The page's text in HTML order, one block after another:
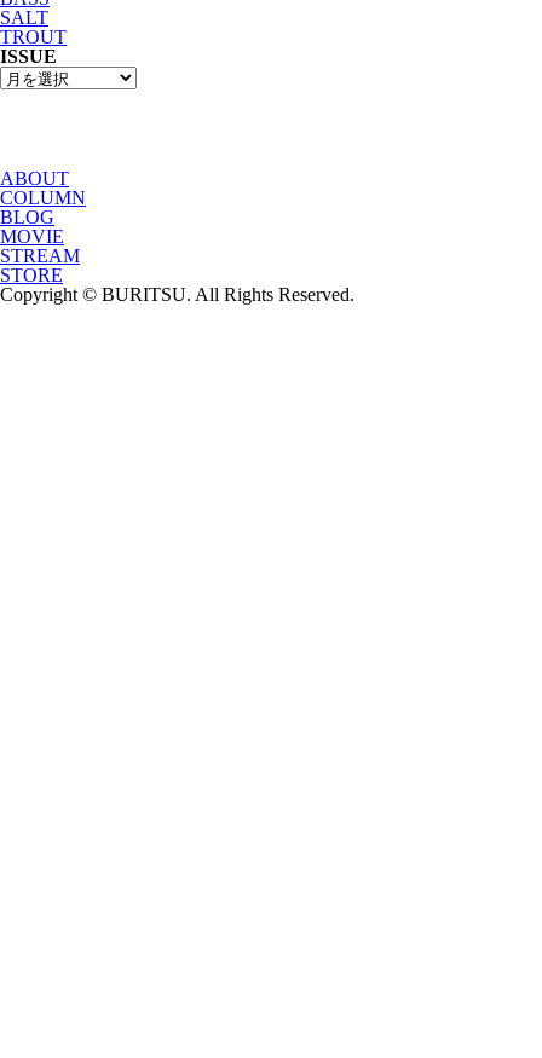
SALT
TROUT
ISSUE
ABOUT
COLUMN
BLOG
MOVIE
STREAM
STORE
Copyright © BURITSU. All Rights Reserved.